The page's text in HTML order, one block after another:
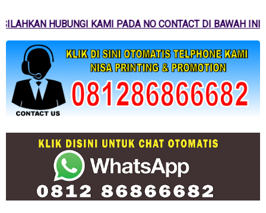
SILAHKAN HUBUNGI KAMI PADA NO CONTACT DI BAWAH INI